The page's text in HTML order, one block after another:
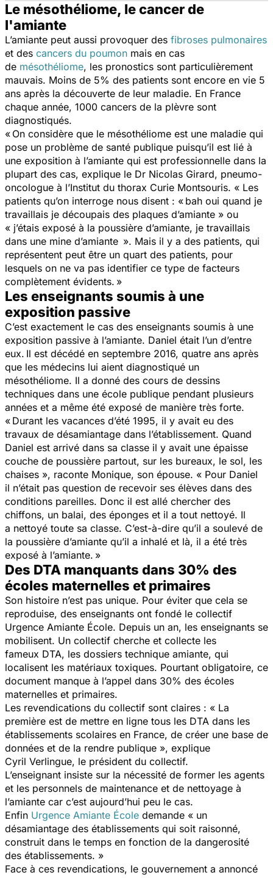
Le mésothéliome, le cancer de
l'amiante
L’amiante peut aussi provoquer des fibroses pulmonaires
et des cancers du poumon mais en cas
de mésothéliome, les pronostics sont particulièrement
mauvais. Moins de 5% des patients sont encore en vie 5
ans après la découverte de leur maladie. En France
chaque année, 1000 cancers de la plèvre sont
diagnostiqués.
« On considère que le mésothéliome est une maladie qui
pose un problème de santé publique puisqu’il est lié à
une exposition à l’amiante qui est professionnelle dans la
plupart des cas, explique le Dr Nicolas Girard, pneumo-
oncologue à l’Institut du thorax Curie Montsouris. « Les
patients qu’on interroge nous disent : « bah oui quand je
travaillais je découpais des plaques d’amiante » ou
« j’étais exposé à la poussière d’amiante, je travaillais
dans une mine d’amiante ». Mais il y a des patients, qui
représentent peut être un quart des patients, pour
lesquels on ne va pas identifier ce type de facteurs
complètement évidents. »
Les enseignants soumis à une
exposition passive
C’est exactement le cas des enseignants soumis à une
exposition passive à l’amiante. Daniel était l’un d’entre
eux. Il est décédé en septembre 2016, quatre ans après
que les médecins lui aient diagnostiqué un
mésothéliome. Il a donné des cours de dessins
techniques dans une école publique pendant plusieurs
années et a même été exposé de manière très forte.
« Durant les vacances d’été 1995, il y avait eu des
travaux de désamiantage dans l’établissement. Quand
Daniel est arrivé dans sa classe il y avait une épaisse
couche de poussière partout, sur les bureaux, le sol, les
chaises », raconte Monique, son épouse. « Pour Daniel
il n’était pas question de recevoir ses élèves dans des
conditions pareilles. Donc il est allé chercher des
chiffons, un balai, des éponges et il a tout nettoyé. Il
a nettoyé toute sa classe. C’est-à-dire qu’il a soulevé de
la poussière d’amiante qu’il a inhalé et là, il a été très
exposé à l’amiante. »
Des DTA manquants dans 30% des
écoles maternelles et primaires
Son histoire n’est pas unique. Pour éviter que cela se
reproduise, des enseignants ont fondé le collectif
Urgence Amiante École. Depuis un an, les enseignants se
mobilisent. Un collectif cherche et collecte les
fameux DTA, les dossiers technique amiante, qui
localisent les matériaux toxiques. Pourtant obligatoire, ce
document manque à l’appel dans 30% des écoles
maternelles et primaires.
Les revendications du collectif sont claires : « La
première est de mettre en ligne tous les DTA dans les
établissements scolaires en France, de créer une base de
données et de la rendre publique », explique
Cyril Verlingue, le président du collectif.
L’enseignant insiste sur la nécessité de former les agents
et les personnels de maintenance et de nettoyage à
l’amiante car c’est aujourd’hui peu le cas.
Enfin Urgence Amiante École demande « un
désamiantage des établissements qui soit raisonné,
construit dans le temps en fonction de la dangerosité
des établissements. »
Face à ces revendications, le gouvernement a annoncé